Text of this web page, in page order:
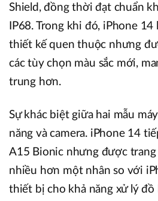
Shield, đồng thời đạt chuẩn
IP68. Trong khi đó, iPhone
thiết kế quen thuộc nhưng
các tùy chọn màu sắc mới,
trung hơn.
Sự khác biệt giữa hai mẫu
năng và camera. iPhone 14
A15 Bionic nhưng được trang
nhiều hơn một nhân so với
thiết bị cho khả năng xử lý